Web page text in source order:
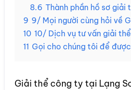
8.6 Thành phần hồ sơ giải
9 9/ Mọi người cùng hỏi về
10 10/ Dịch vụ tư vấn giải
11 Gọi cho chúng tôi để
Giải thể công ty tại Lạng